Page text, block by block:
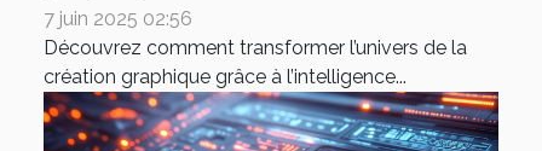
7 juin 2025 02:56
Découvrez comment transformer l’univers de la
création graphique grâce à l’intelligence...